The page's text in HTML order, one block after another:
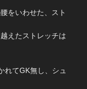
をいわせた、スト
えたストレッチは
れてGK無し、シュ